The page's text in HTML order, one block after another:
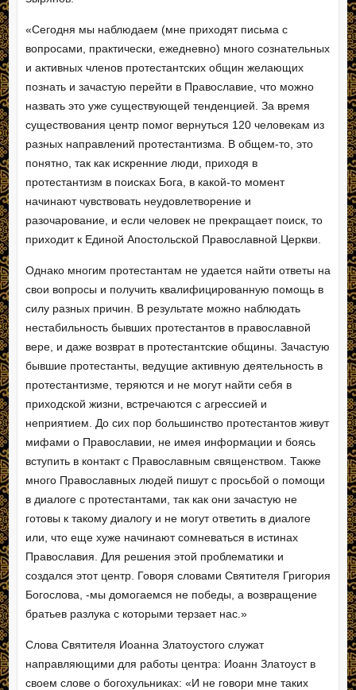
«Сегодня мы наблюдаем (мне приходят письма с
вопросами, практически, ежедневно) много сознательных
и активных членов протестантских общин желающих
познать и зачастую перейти в Православие, что можно
назвать это уже существующей тенденцией. За время
существования центр помог вернуться 120 человекам из
разных направлений протестантизма. В общем-то, это
понятно, так как искренние люди, приходя в
протестантизм в поисках Бога, в какой-то момент
начинают чувствовать неудовлетворение и
разочарование, и если человек не прекращает поиск, то
приходит к Единой Апостольской Православной Церкви.
Однако многим протестантам не удается найти ответы на
свои вопросы и получить квалифицированную помощь в
силу разных причин. В результате можно наблюдать
нестабильность бывших протестантов в православной
вере, и даже возврат в протестантские общины. Зачастую
бывшие протестанты, ведущие активную деятельность в
протестантизме, теряются и не могут найти себя в
приходской жизни, встречаются с агрессией и
неприятием. До сих пор большинство протестантов живут
мифами о Православии, не имея информации и боясь
вступить в контакт с Православным священством. Также
много Православных людей пишут с просьбой о помощи
в диалоге с протестантами, так как они зачастую не
готовы к такому диалогу и не могут ответить в диалоге
или, что еще хуже начинают сомневаться в истинах
Православия. Для решения этой проблематики и
создался этот центр. Говоря словами Святителя Григория
Богослова, -мы домогаемся не победы, а возвращение
братьев разлука с которыми терзает нас.»
Слова Святителя Иоанна Златоустого служат
направляющими для работы центра: Иоанн Златоуст в
своем слове о богохульниках: «И не говори мне таких